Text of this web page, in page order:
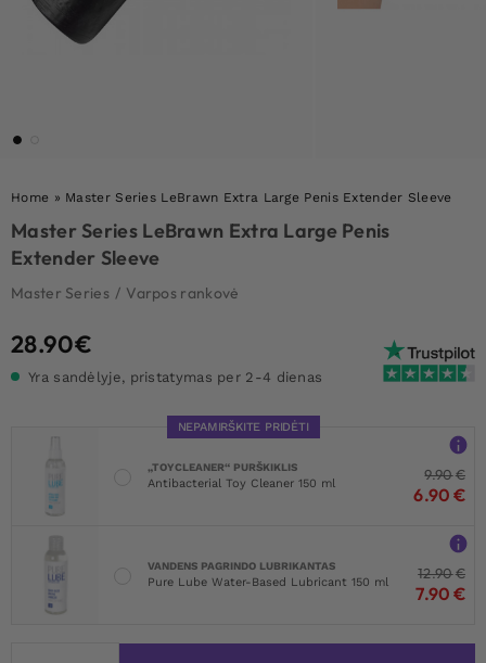
Home » Master Series LeBrawn Extra Large Penis Extender Sleeve
Master Series LeBrawn Extra Large Penis
Extender Sleeve
Master Series / Varpos rankovė
28.90€
Yra sandėlyje, pristatymas per 2-4 dienas
NEPAMIRŠKITE PRIDĖTI
„TOYCLEANER“ PURŠKIKLIS
Antibacterial Toy Cleaner 150 ml
9.90€
6.90 €
VANDENS PAGRINDO LUBRIKANTAS
Pure Lube Water-Based Lubricant 150 ml
12.90€
7.90 €